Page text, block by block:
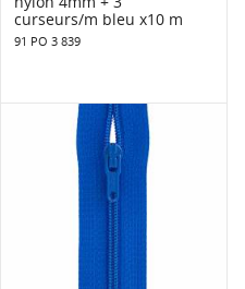
curseurs/m bleu x10 m
91 PO 3 839